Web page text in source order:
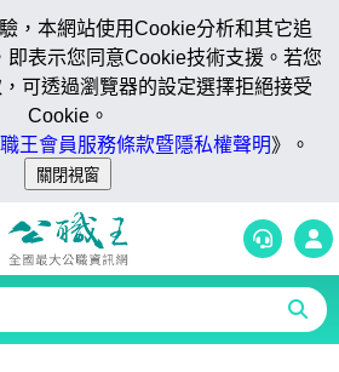
，本網站使用Cookie分析和其它追
即表示您同意Cookie技術支援。若您
可透過瀏覽器的設定選擇拒絕接受
Cookie。
王會員服務條款暨隱私權聲明》。